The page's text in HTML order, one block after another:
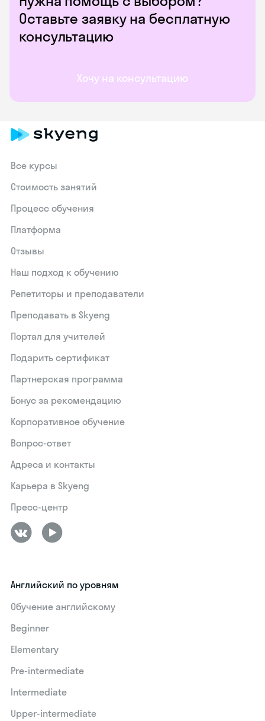
Оставьте заявку на бесплатную
консультацию
Хочу на консультацию
Все курсы
Стоимость занятий
Процесс обучения
Платформа
Отзывы
Наш подход к обучению
Репетиторы и преподаватели
Преподавать в Skyeng
Портал для учителей
Подарить сертификат
Партнерская программа
Бонус за рекомендацию
Корпоративное обучение
Вопрос-ответ
Адреса и контакты
Карьера в Skyeng
Пресс-центр
Английский по уровням
Обучение английскому
Beginner
Elementary
Pre-intermediate
Intermediate
Upper-intermediate